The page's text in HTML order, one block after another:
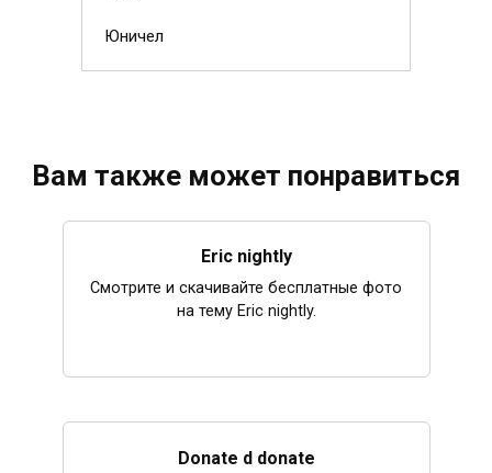
Юничел
Вам также может понравиться
Eric nightly
Смотрите и скачивайте бесплатные фото
на тему Eric nightly.
Donate d donate